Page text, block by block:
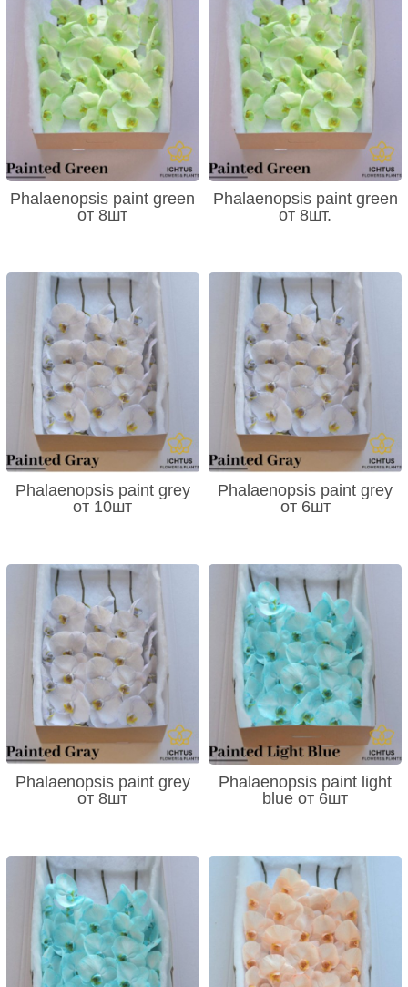
Phalaenopsis paint green
от 8шт
Phalaenopsis paint green
от 8шт.
Phalaenopsis paint grey
от 10шт
Phalaenopsis paint grey
от 6шт
Phalaenopsis paint grey
от 8шт
Phalaenopsis paint light
blue от 6шт